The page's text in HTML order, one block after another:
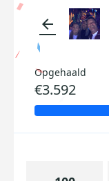
arrow_back
Opgehaald
€3.592